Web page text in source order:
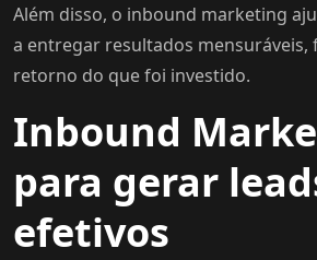
Além disso, o inbound marketing
a entregar resultados mensuráveis,
retorno do que foi investido.
Inbound
para gerar
efetivos